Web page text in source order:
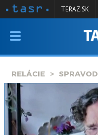
VYSIELANIE
SPRAVODAJSTVO
KONTAKT
ARCHÍV
TERAZ.SK
RELÁCIE